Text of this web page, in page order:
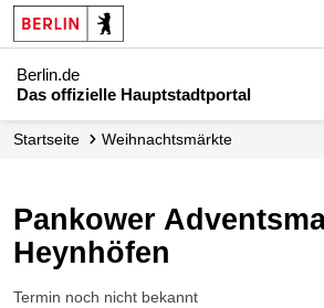
Berlin.de
Das offizielle Hauptstadtportal
Startseite Weihnachtsmärkte
Pankower Adventsmarkt in den
Heynhöfen
Termin noch nicht bekannt